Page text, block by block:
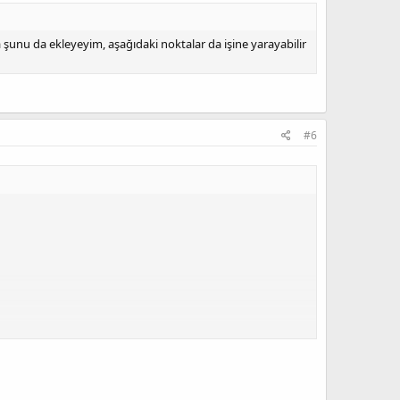
da ekleyeyim, aşağıdaki noktalar da işine yarayabilir
#6